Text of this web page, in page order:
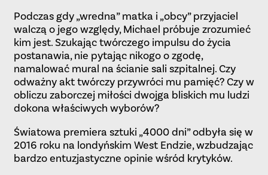
Podczas gdy „wredna” matka i „obcy” przyjaciel
walczą o jego względy, Michael próbuje zrozumieć
kim jest. Szukając twórczego impulsu do życia
postanawia, nie pytając nikogo o zgodę,
namalować mural na ścianie sali szpitalnej. Czy
odważny akt twórczy przywróci mu pamięć? Czy w
obliczu zaborczej miłości dwojga bliskich mu ludzi
dokona właściwych wyborów?
Światowa premiera sztuki „4000 dni” odbyła się w
2016 roku na londyńskim West Endzie, wzbudzając
bardzo entuzjastyczne opinie wśród krytyków.